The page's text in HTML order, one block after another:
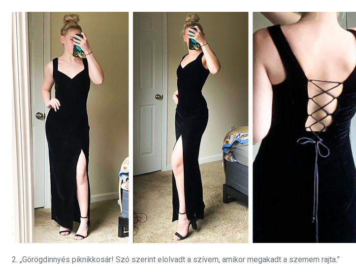
2. „Görögdinnyés piknikkosár! Szó szerint elolvadt a szívem, amikor megakadt a szemem rajta.”